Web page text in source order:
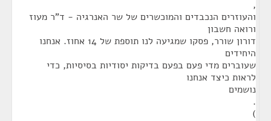
,
והעוזרים הנכבדים והמוכשרים של שר האנרגיה - ד"ר מעוז
ורואה חשבון
דורון שורר, פסקו שמגיעה לנו תוספת של 14 אחוז. אנחנו
היחידים
שעוברים מדי פעם בפעם בדיקות יסודיות בסיסיות, כדי
לראות כיצד אנחנו
נושמים
.
)